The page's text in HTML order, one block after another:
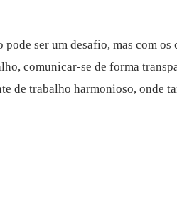
ser um desafio, mas com
comunicar-se de forma
de trabalho harmonioso, onde